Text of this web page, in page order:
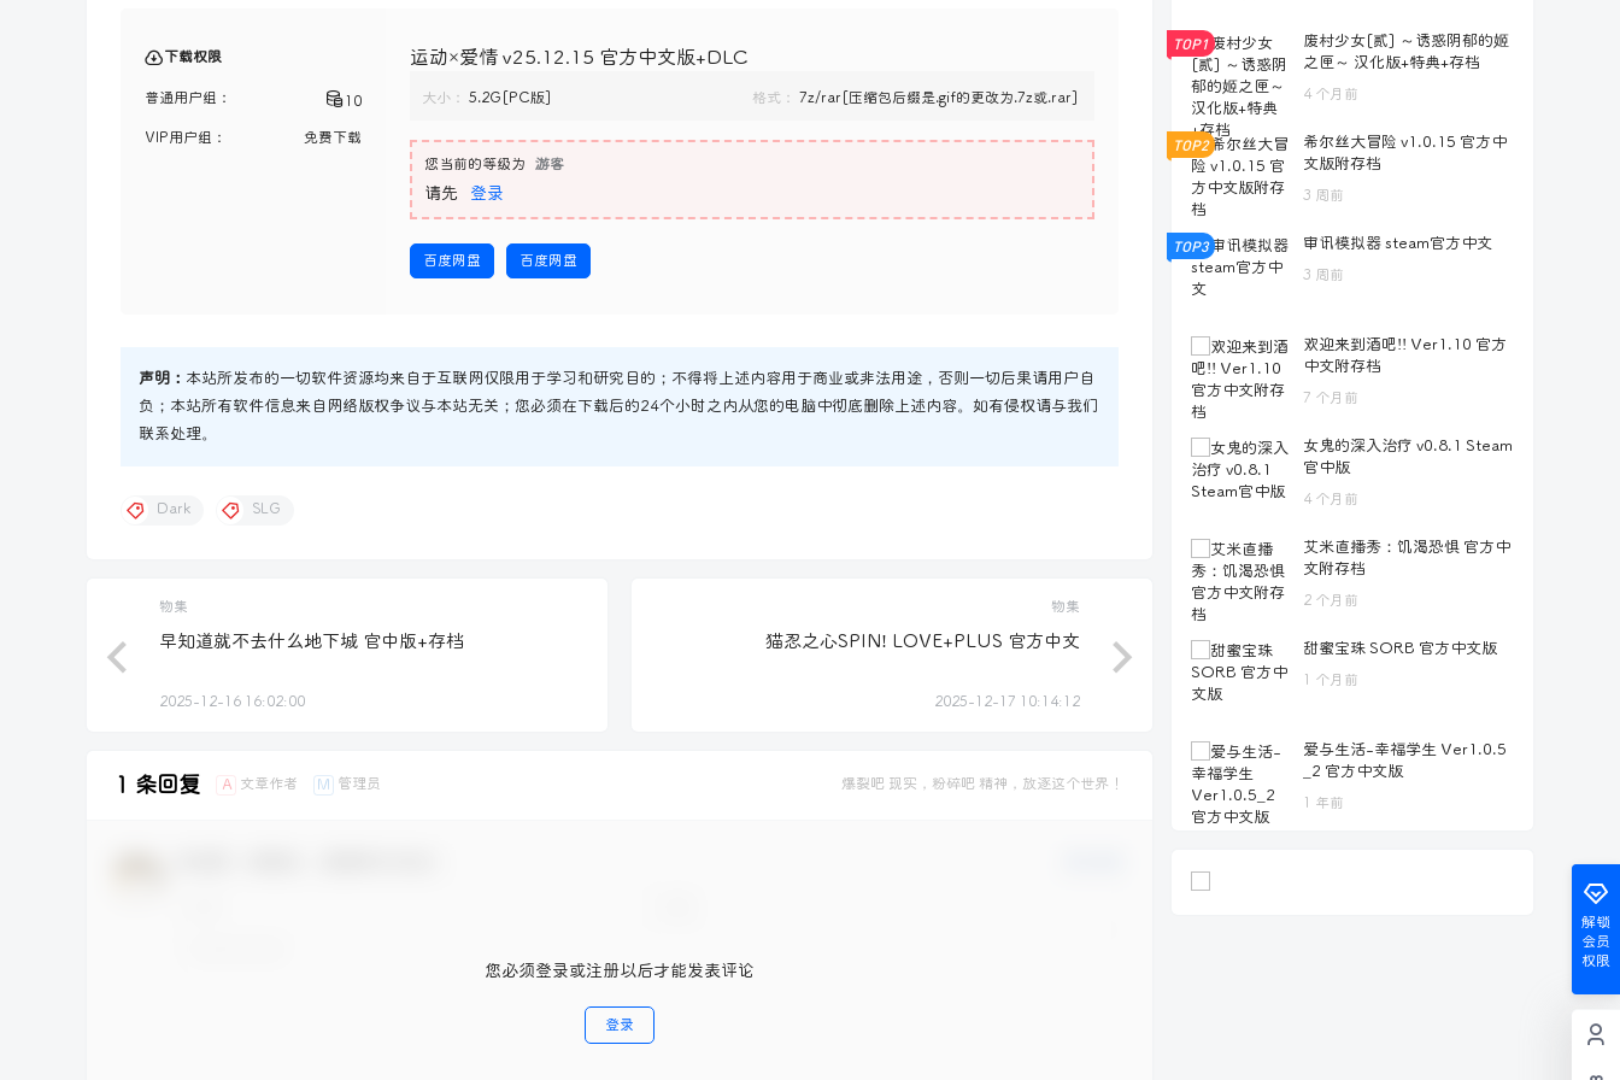
下载权限
普通用户组： 10
VIP用户组： 免费下载
运动×爱情 v25.12.15 官方中文版+DLC
大小： 5.2G[PC版] 格式： 7z/rar[压缩包后缀是.gif的更改为.7z或.rar]
您当前的等级为 游客
请先 登录
百度网盘 百度网盘
声明： 本站所发布的一切软件资源均来自于互联网仅限用于学习和研究目的；不得将上述内容用于商业或非法用途，否则一切后果请用户自
负；本站所有软件信息来自网络版权争议与本站无关；您必须在下载后的24个小时之内从您的电脑中彻底删除上述内容。如有侵权请与我们
联系处理。
Dark SLG
物集
早知道就不去什么地下城 官中版+存档
2025-12-16 16:02:00
物集
猫忍之心SPIN! LOVE+PLUS 官方中文
2025-12-17 10:14:12
1 条回复 A 文章作者 M 管理员 爆裂吧 现实，粉碎吧 精神，放逐这个世界！
您必须登录或注册以后才能发表评论
登录
TOP1
废村少女[贰] ～诱惑阴郁的姬
之匣～ 汉化版+特典+存档
4 个月前
TOP2
希尔丝大冒险 v1.0.15 官方中
文版附存档
3 周前
TOP3 审讯模拟器 steam官方中文
3 周前
欢迎来到酒吧!! Ver1.10 官方
中文附存档
7 个月前
女鬼的深入治疗 v0.8.1 Steam
官中版
4 个月前
艾米直播秀：饥渴恐惧 官方中
文附存档
2 个月前
甜蜜宝珠 SORB 官方中文版
1 个月前
爱与生活-幸福学生 Ver1.0.5
_2 官方中文版
1 年前
解锁
会员
权限